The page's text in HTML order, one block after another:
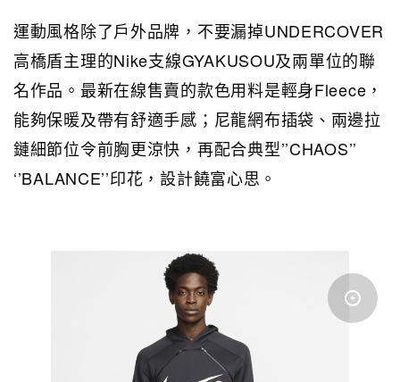
運動風格除了戶外品牌，不要漏掉UNDERCOVER
高橋盾主理的Nike支線GYAKUSOU及兩單位的聯
名作品。最新在線售賣的款色用料是輕身Fleece，
能夠保暖及帶有舒適手感；尼龍網布插袋、兩邊拉
鏈細節位令前胸更涼快，再配合典型’’CHAOS’’
‘’BALANCE’’印花，設計饒富心思。